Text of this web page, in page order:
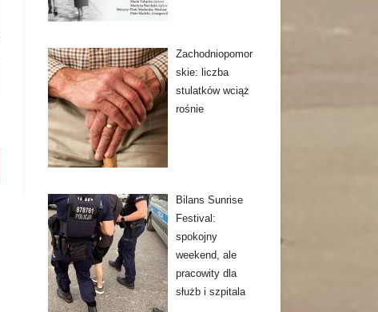
Zachodniopomor
skie: liczba
stulatków wciąż
rośnie
Bilans Sunrise
Festival:
spokojny
weekend, ale
pracowity dla
służb i szpitala